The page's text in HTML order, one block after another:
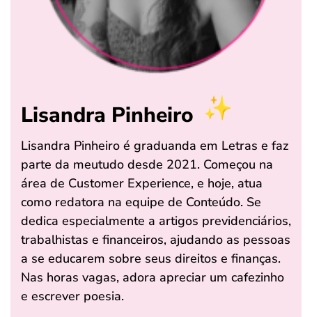
Lisandra Pinheiro
Lisandra Pinheiro é graduanda em Letras e faz
parte da meutudo desde 2021. Começou na
área de Customer Experience, e hoje, atua
como redatora na equipe de Conteúdo. Se
dedica especialmente a artigos previdenciários,
trabalhistas e financeiros, ajudando as pessoas
a se educarem sobre seus direitos e finanças.
Nas horas vagas, adora apreciar um cafezinho
e escrever poesia.